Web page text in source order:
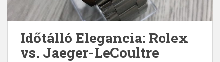
Időtálló Elegancia: Rolex
vs. Jaeger-LeCoultre